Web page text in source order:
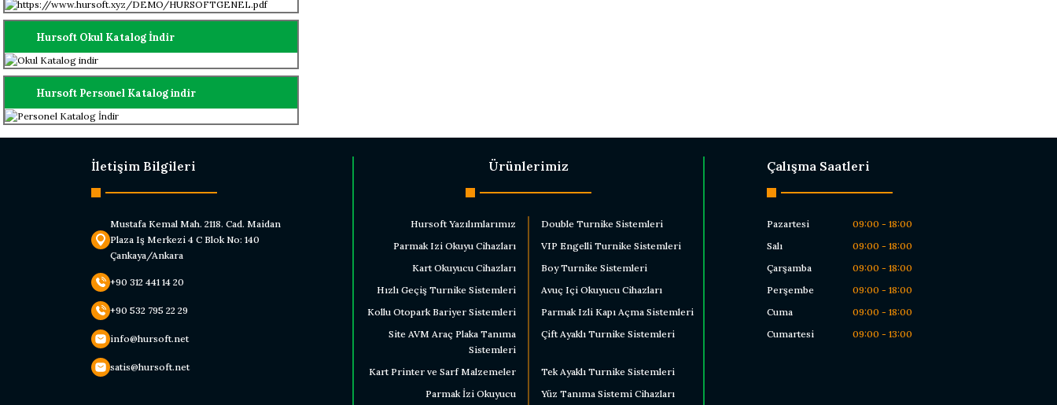
Hursoft Okul Katalog İndir
Hursoft Personel Katalog indir
İletişim Bilgileri
Mustafa Kemal Mah. 2118. Cad. Maidan
Plaza Iş Merkezi 4 C Blok No: 140
Çankaya/Ankara
+90 312 441 14 20
+90 532 795 22 29
info@hursoft.net
satis@hursoft.net
Ürünlerimiz
Hursoft Yazılımlarımız
Double Turnike Sistemleri
Parmak Izi Okuyu Cihazları
VIP Engelli Turnike Sistemleri
Kart Okuyucu Cihazları
Boy Turnike Sistemleri
Hızlı Geçiş Turnike Sistemleri
Avuç Içi Okuyucu Cihazları
Kollu Otopark Bariyer Sistemleri
Parmak Izli Kapı Açma Sistemleri
Site AVM Araç Plaka Tanıma
Sistemleri
Çift Ayaklı Turnike Sistemleri
Kart Printer ve Sarf Malzemeler
Tek Ayaklı Turnike Sistemleri
Parmak İzi Okuyucu
Yüz Tanıma Sistemi Cihazları
Çalışma Saatleri
Pazartesi
09:00 - 18:00
Salı
09:00 - 18:00
Çarşamba
09:00 - 18:00
Perşembe
09:00 - 18:00
Cuma
09:00 - 18:00
Cumartesi
09:00 - 13:00